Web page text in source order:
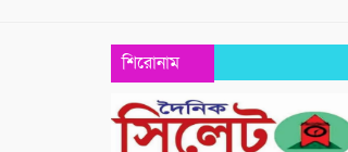
শিরোনাম